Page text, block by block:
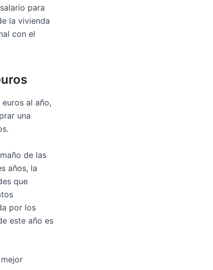
para
la vivienda
con el
al año,
una
de las
años, la
que
por los
este año es